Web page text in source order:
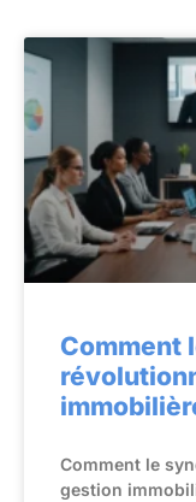
Comment
Comment le
gestion